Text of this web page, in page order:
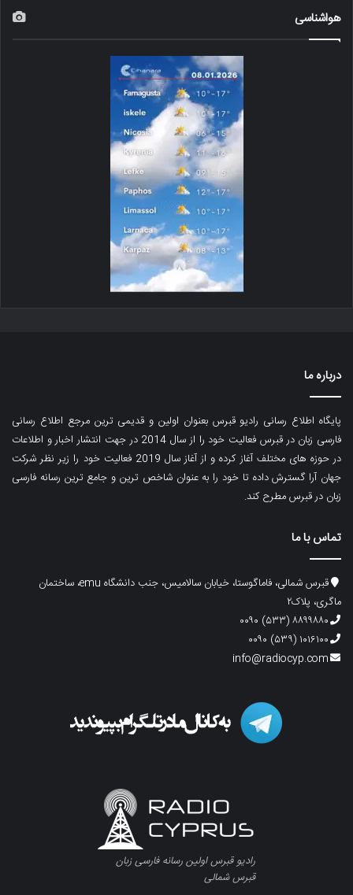
هواشناسی
درباره ما
پایگاه اطلاع رسانی رادیو قبرس بعنوان اولین و قدیمی ترین مرجع اطلاع رسانی
فارسی زبان در قبرس فعالیت خود را از سال 2014 در جهت انتشار اخبار و اطلاعات
در حوزه های مختلف آغاز کرده و از آغاز سال 2019 فعالیت خود را زیر نظر شرکت
جهان آرا گسترش داده تا خود را به عنوان شاخص ترین و جامع ترین رسانه فارسی
زبان در قبرس مطرح کند.
تماس با ما
قبرس شمالی، فاماگوستا، خیابان سالامیس، جنب دانشگاه emu، ساختمان
ماگری، پلاک۲
۸۸۹۹۸۸۰ (۵۳۳) ۰۰۹۰
۱۰۱۶۱۰۰ (۵۳۹) ۰۰۹۰
info@radiocyp.com
رادیو قبرس اولین رسانه فارسی زبان
قبرس شمالی